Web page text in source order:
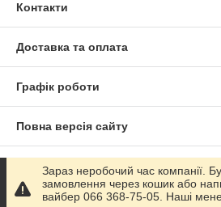
Контакти
Доставка та оплата
Графік роботи
Повна версія сайту
Сайт створено на маркетплейсі
Зараз неробочий час компанії.
замовлення через кошик або
вайбер 066 368-75-05. Наші